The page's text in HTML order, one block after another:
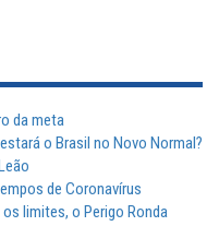
da meta
o Brasil no Novo Normal?
de Coronavírus
limites, o Perigo Ronda